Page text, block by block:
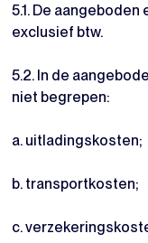
5.1. De
exclusief btw.
5.2. In de
niet begrepen:
a. uitladingskosten;
b. transportkosten;
c.